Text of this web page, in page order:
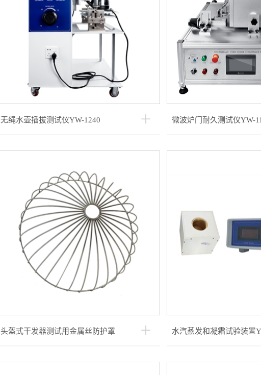
无绳水壶插拔测试仪YW-1240 微波炉门耐久测试仪YW-
头盔式干发器测试用金属丝防护罩 水汽蒸发和凝霜试验装置